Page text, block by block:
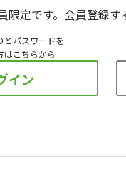
限定です。会員登録す
とパスワードを
はこちらから
イン